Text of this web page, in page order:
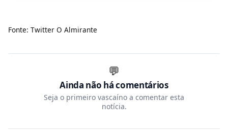
Fonte: Twitter O Almirante
💬
Ainda não há comentários
Seja o primeiro vascaíno a comentar esta
notícia.